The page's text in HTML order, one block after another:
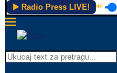
▶️ Radio Press LIVE! 🔊